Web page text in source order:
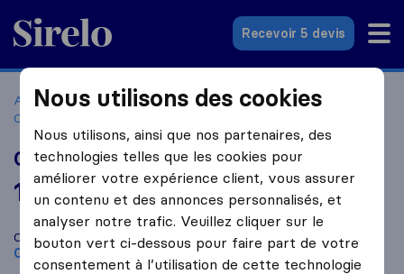
Sirelo.fr
Recevoir 5 devis
Accueil Déménageurs France
Déménageurs Conches-en-
Ouche
GDem
10,0 basé sur 10
avis Sirelo et Google
i
Comparez GDem avec d'autresdéménageursàConches en
Ouche
Nous utilisons des cookies
Nous utilisons, ainsi que nos partenaires, des
technologies telles que les cookies pour
améliorer votre expérience client, vous assurer
un contenu et des annonces personnalisés, et
analyser notre trafic. Veuillez cliquer sur le
bouton vert ci-dessous pour faire part de votre
consentement à l’utilisation de cette technologie